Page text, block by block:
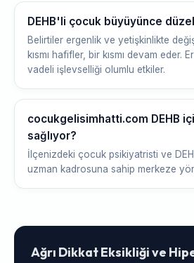
DEHB'li çocuk büyüyünce
Belirtiler ergenlik ve yetişkinlikte
kısmı hafifler, bir kısmı devam eder.
vadeli işlevselliği olumlu etkiler.
cocukgelisimhatti.com DEHB
sağlıyor?
İlçenizdeki çocuk psikiyatristi ve
uzman kadrosuna sahip merkeze
Ağrı Dikkat Eksikliği ve